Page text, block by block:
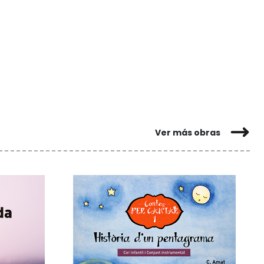
Ver más obras